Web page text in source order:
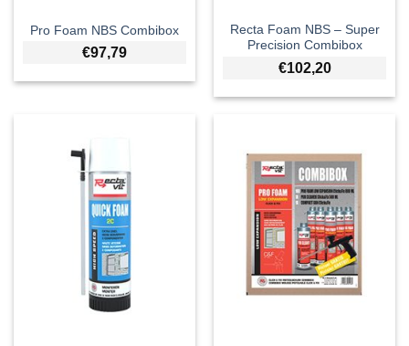
Pro Foam NBS Combibox
€97,79
Recta Foam NBS – Super
Precision Combibox
€102,20